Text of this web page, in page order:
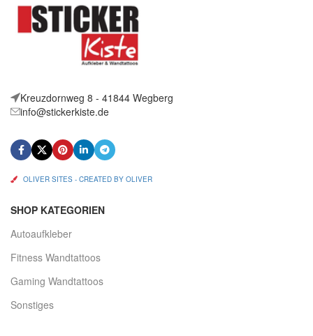
Kreuzdornweg 8 - 41844 Wegberg
info@stickerkiste.de
OLIVER SITES - CREATED BY OLIVER
SHOP KATEGORIEN
Autoaufkleber
Fitness Wandtattoos
Gaming Wandtattoos
Sonstiges